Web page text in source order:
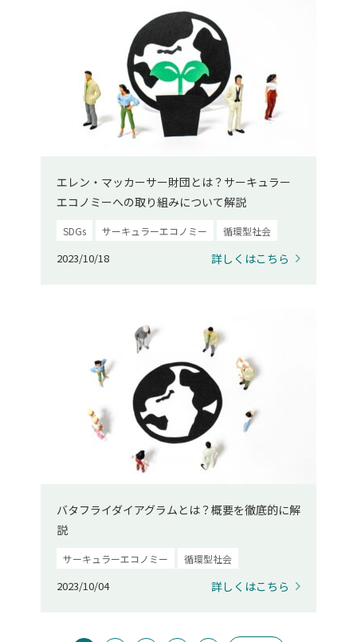
エレン・マッカーサー財団とは？サーキュラー
エコノミーへの取り組みについて解説
SDGs サーキュラーエコノミー 循環型社会
2023/10/18 詳しくはこちら
バタフライダイアグラムとは？概要を徹底的に解
説
サーキュラーエコノミー 循環型社会
2023/10/04 詳しくはこちら